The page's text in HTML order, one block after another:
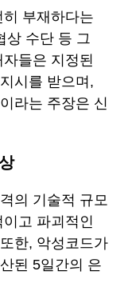
부재하다는
상 수단 등 그
들은 지정된
시를 받으며,
라는 주장은 신
의 기술적 규모
고 파괴적인
한, 악성코드가
된 5일간의 은